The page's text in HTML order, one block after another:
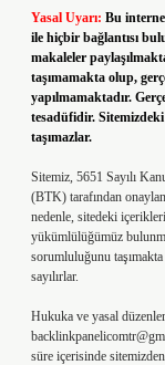
Yasal Uyarı: Bu
ile hiçbir bağlantısı
makaleler
taşımamakta olup,
yapılmamaktadır.
tesadüfidir.
taşımazlar.
Sitemiz, 5651 Sayılı
(BTK) tarafından
nedenle, sitedeki
yükümlülüğümüz
sorumluluğunu
sayılırlar.
Hukuka ve yasal
süre içerisinde sitemizden